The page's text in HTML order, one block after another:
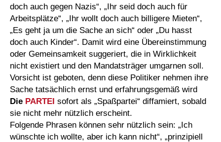
doch auch gegen Nazis“, „Ihr seid doch auch für
Arbeitsplätze“, „Ihr wollt doch auch billigere Mieten“,
„Es geht ja um die Sache an sich“ oder „Du hasst
doch auch Kinder“. Damit wird eine Übereinstimmung
oder Gemeinsamkeit suggeriert, die in Wirklichkeit
nicht existiert und den Mandatsträger umgarnen soll.
Vorsicht ist geboten, denn diese Politiker nehmen ihre
Sache tatsächlich ernst und erfahrungsgemäß wird
Die PARTEI sofort als „Spaßpartei“ diffamiert, sobald
sie nicht mehr nützlich erscheint.
Folgende Phrasen können sehr nützlich sein: „Ich
wünschte ich wollte, aber ich kann nicht“, „prinzipiell